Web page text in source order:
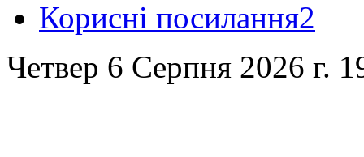
Корисні посилання2
Четвер 6 Серпня 2026 г.